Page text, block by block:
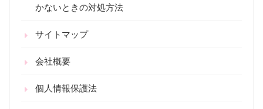
かないときの対処方法
サイトマップ
会社概要
個人情報保護法